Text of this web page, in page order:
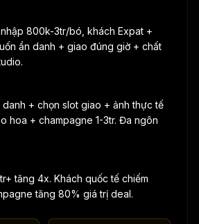
800k-3tr/bó, khách Expat +
ẩn danh + giao đúng giờ + chất
+ chọn slot giao + ảnh thực tế
hoa + champagne 1-3tr. Đa ngôn
tăng 4x. Khách quốc tế chiếm
tăng 80% giá trị deal.